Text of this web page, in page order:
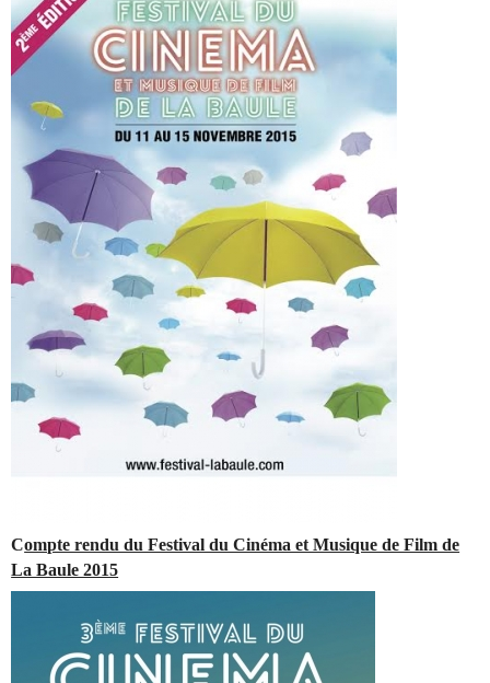
Compte rendu du Festival du Cinéma et Musique de Film de
La Baule 2015